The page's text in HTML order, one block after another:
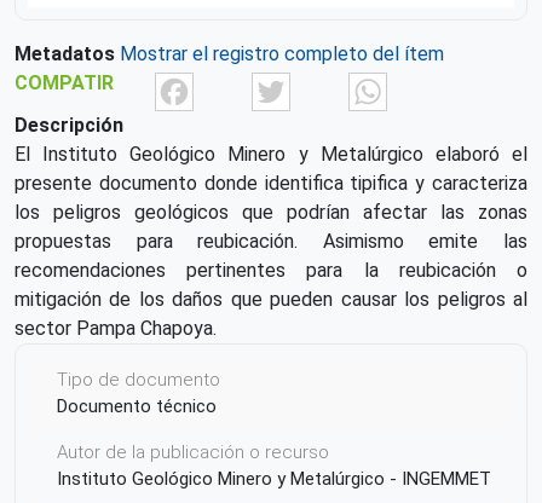
Metadatos Mostrar el registro completo del ítem
COMPATIR
FacebookTwitter
Descripción
El Instituto Geológico Minero y Metalúrgico elaboró el
presente documento donde identifica tipifica y caracteriza
los peligros geológicos que podrían afectar las zonas
propuestas para reubicación. Asimismo emite las
recomendaciones pertinentes para la reubicación o
mitigación de los daños que pueden causar los peligros al
sector Pampa Chapoya.
Tipo de documento
Documento técnico
Autor de la publicación o recurso
Instituto Geológico Minero y Metalúrgico - INGEMMET